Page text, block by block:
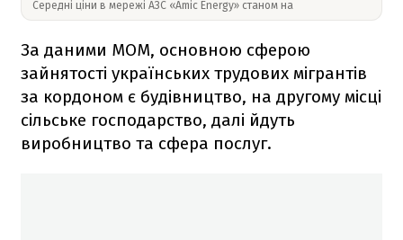
Середні ціни в мережі АЗС «Amic Energy» станом на
За даними МОМ, основною сферою
зайнятості українських трудових мігрантів
за кордоном є будівництво, на другому місці
сільське господарство, далі йдуть
виробництво та сфера послуг.